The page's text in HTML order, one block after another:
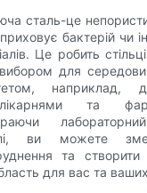
сталь-це
бактерій чи
Це робить
для
наприклад,
та
ви можете
та створити
для вас та